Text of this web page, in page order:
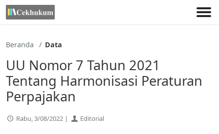
Lewati
ke
Beranda Data
UU Nomor 7 Tahun 2021
Tentang Harmonisasi Peraturan
Perpajakan
Rabu, 3/08/2022 | Editorial